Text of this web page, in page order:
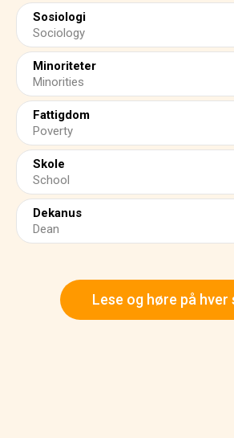
Sosiologi
Sociology
Minoriteter
Minorities
Fattigdom
Poverty
Skole
School
Dekanus
Dean
Lese og høre på hver